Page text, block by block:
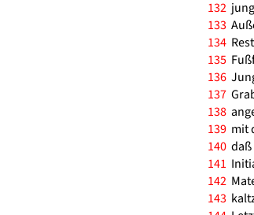
132
133
134
135
136
137
138
139 mit
140
141
142
143